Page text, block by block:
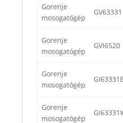
Gorenje
mosogatógép
GV63331
Gorenje
mosogatógép
GVI6520
Gorenje
mosogatógép
GI63331E
Gorenje
mosogatógép